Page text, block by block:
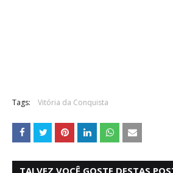
Tags: Vitória da Conquista
TALVEZ VOCÊ GOSTE DESTAS